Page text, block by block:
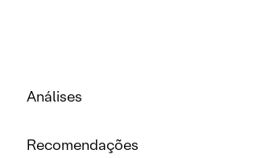
Análises
Recomendações